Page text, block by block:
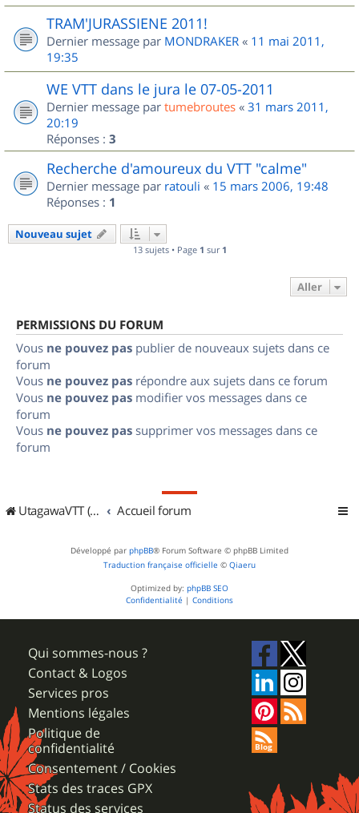
TRAM'JURASSIENE 2011!
Dernier message par MONDRAKER « 11 mai 2011,
19:35
WE VTT dans le jura le 07-05-2011
Dernier message par tumebroutes « 31 mars 2011,
20:19
Réponses : 3
Recherche d'amoureux du VTT "calme"
Dernier message par ratouli « 15 mars 2006, 19:48
Réponses : 1
Nouveau sujet
13 sujets • Page 1 sur 1
Aller
PERMISSIONS DU FORUM
Vous ne pouvez pas publier de nouveaux sujets dans ce
forum
Vous ne pouvez pas répondre aux sujets dans ce forum
Vous ne pouvez pas modifier vos messages dans ce
forum
Vous ne pouvez pas supprimer vos messages dans ce
forum
UtagawaVTT (Randos VTT et VTTAE avec traces GPS) Accueil forum
Développé par phpBB® Forum Software © phpBB Limited
Traduction française officielle © Qiaeru
Optimized by: phpBB SEO
Confidentialité | Conditions
Qui sommes-nous ?
Contact & Logos
Services pros
Mentions légales
Politique de
confidentialité
Consentement / Cookies
Stats des traces GPX
Status des services